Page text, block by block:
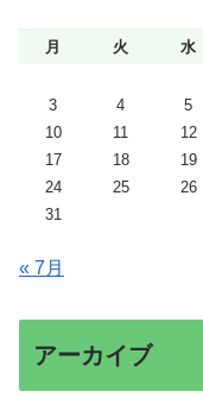
月 火 水
3
4 5
10
11 12
17
18 19
24
25 26
31
« 7月
アーカイブ